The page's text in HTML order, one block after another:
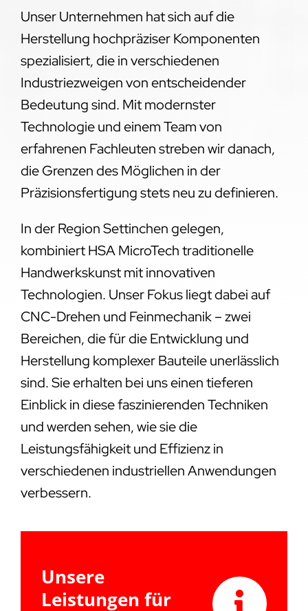
Unser Unternehmen hat sich auf die
Herstellung hochpräziser Komponenten
spezialisiert, die in verschiedenen
Industriezweigen von entscheidender
Bedeutung sind. Mit modernster
Technologie und einem Team von
erfahrenen Fachleuten streben wir danach,
die Grenzen des Möglichen in der
Präzisionsfertigung stets neu zu definieren.
In der Region Settinchen gelegen,
kombiniert HSA MicroTech traditionelle
Handwerkskunst mit innovativen
Technologien. Unser Fokus liegt dabei auf
CNC-Drehen und Feinmechanik – zwei
Bereichen, die für die Entwicklung und
Herstellung komplexer Bauteile unerlässlich
sind. Sie erhalten bei uns einen tieferen
Einblick in diese faszinierenden Techniken
und werden sehen, wie sie die
Leistungsfähigkeit und Effizienz in
verschiedenen industriellen Anwendungen
verbessern.
Unsere
Leistungen für